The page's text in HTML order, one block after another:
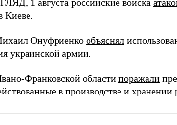
1 августа российские войска
Киеве.
Онуфриенко объяснял
украинской армии.
Франковской области поражали
в производстве и хранении